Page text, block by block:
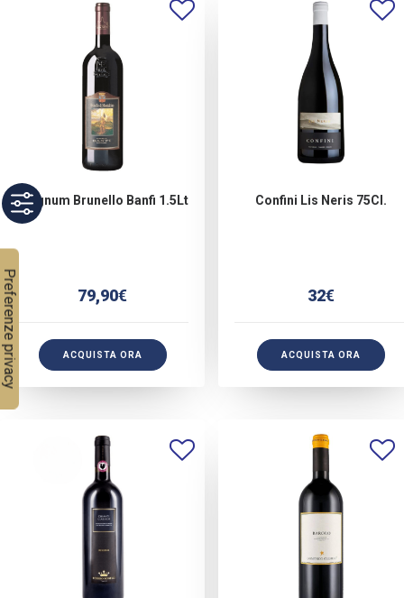
Magnum Brunello Banfi 1.5Lt
79,90€
ACQUISTA ORA
Confini Lis Neris 75Cl.
32€
ACQUISTA ORA